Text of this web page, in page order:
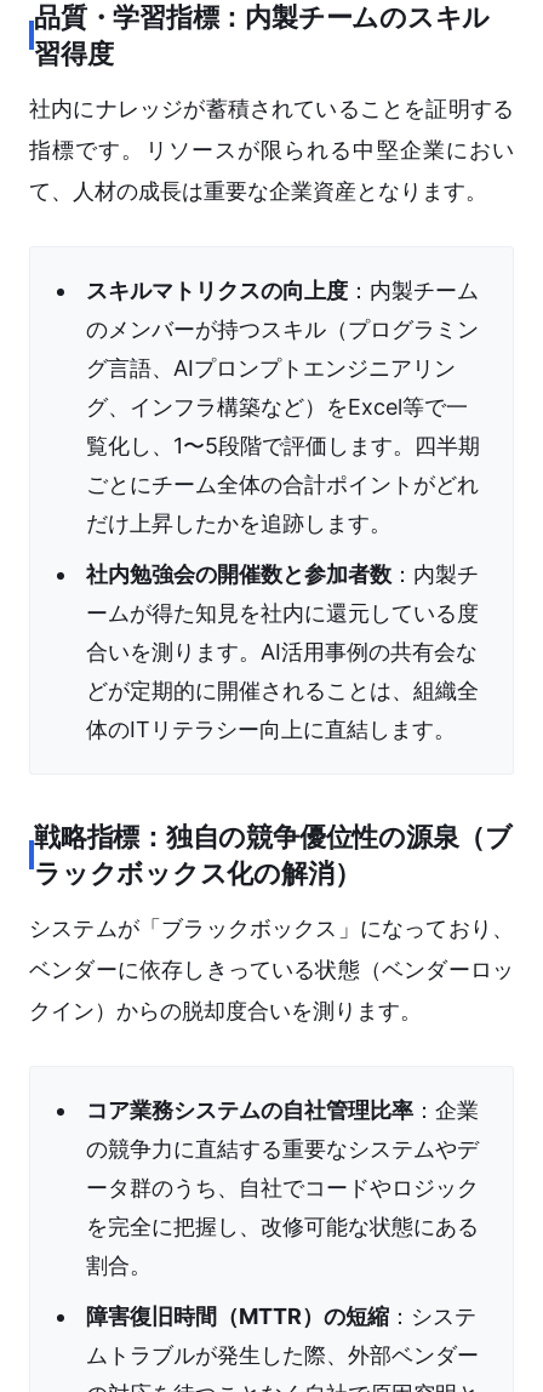
品質・学習指標：内製チームのスキル
習得度
社内にナレッジが蓄積されていることを証明する
指標です。リソースが限られる中堅企業におい
て、人材の成長は重要な企業資産となります。
スキルマトリクスの向上度 ：内製チーム
のメンバーが持つスキル（プログラミン
グ言語、AIプロンプトエンジニアリン
グ、インフラ構築など）をExcel等で一
覧化し、1〜5段階で評価します。四半期
ごとにチーム全体の合計ポイントがどれ
だけ上昇したかを追跡します。
社内勉強会の開催数と参加者数 ：内製チ
ームが得た知見を社内に還元している度
合いを測ります。AI活用事例の共有会な
どが定期的に開催されることは、組織全
体のITリテラシー向上に直結します。
戦略指標：独自の競争優位性の源泉（ブ
ラックボックス化の解消）
システムが「ブラックボックス」になっており、
ベンダーに依存しきっている状態（ベンダーロッ
クイン）からの脱却度合いを測ります。
コア業務システムの自社管理比率 ：企業
の競争力に直結する重要なシステムやデ
ータ群のうち、自社でコードやロジック
を完全に把握し、改修可能な状態にある
割合。
障害復旧時間（MTTR）の短縮 ：システ
ムトラブルが発生した際、外部ベンダー